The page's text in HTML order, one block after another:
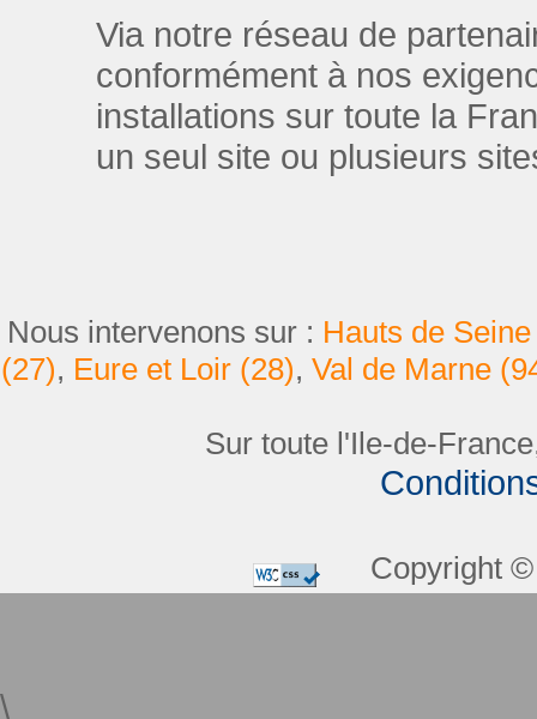
Via notre réseau de
conformément à nos
installations sur toute la
un seul site ou plusieurs
Nous intervenons sur : Hauts de
(27), Eure et Loir (28), Val de Marne
Sur toute l'Ile-de-
Copyright
\